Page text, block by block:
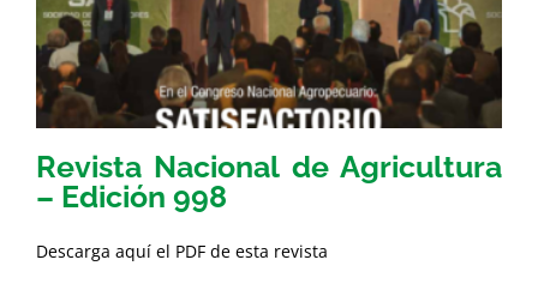
Revista Nacional de Agricultura
– Edición 998
Descarga aquí el PDF de esta revista